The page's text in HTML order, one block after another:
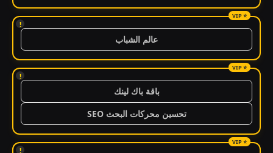
!
عالم الشباب
!
باقة باك لينك
تحسين محركات البحث SEO
!